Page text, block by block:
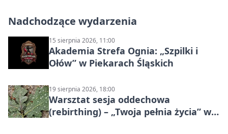
Nadchodzące wydarzenia
15 sierpnia 2026, 11:00
Akademia Strefa Ognia: „Szpilki i
Ołów” w Piekarach Śląskich
19 sierpnia 2026, 18:00
Warsztat sesja oddechowa
(rebirthing) – „Twoja pełnia życia” w